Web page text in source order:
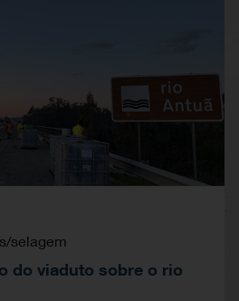
selagem
do viaduto sobre o rio